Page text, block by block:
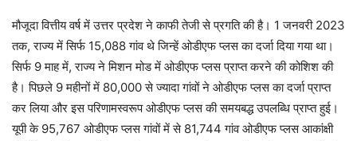
मौजूदा वित्तीय वर्ष में उत्तर प्रदेश ने काफी तेजी से प्रगति की है। 1 जनवरी 2023
तक, राज्य में सिर्फ 15,088 गांव थे जिन्हें ओडीएफ प्लस का दर्जा दिया गया था।
सिर्फ 9 माह में, राज्य ने मिशन मोड में ओडीएफ प्लस प्राप्त करने की कोशिश की
है। पिछले 9 महीनों में 80,000 से ज्यादा गांवों ने ओडीएफ प्लस का दर्जा प्राप्त
कर लिया और इस परिणामस्वरूप ओडीएफ प्लस की समयबद्ध उपलब्धि प्राप्त हुई।
यूपी के 95,767 ओडीएफ प्लस गांवों में से 81,744 गांव ओडीएफ प्लस आकांक्षी